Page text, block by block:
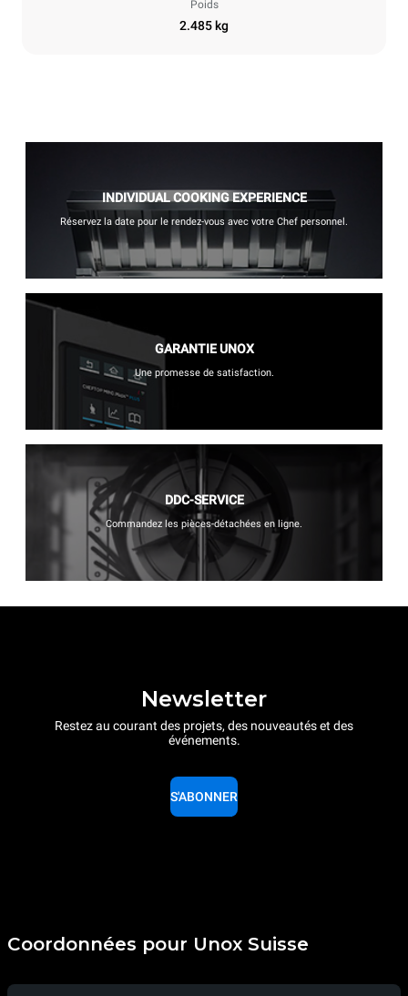
Poids
2.485 kg
INDIVIDUAL COOKING EXPERIENCE
Réservez la date pour le rendez-vous avec votre Chef personnel.
GARANTIE UNOX
Une promesse de satisfaction.
DDC-SERVICE
Commandez les pièces-détachées en ligne.
Newsletter
Restez au courant des projets, des nouveautés et des
événements.
S'ABONNER
Coordonnées pour Unox Suisse